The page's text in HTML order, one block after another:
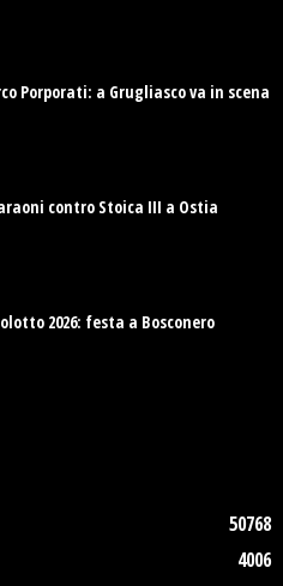
Porporati: a Grugliasco va in scena
contro Stoica III a Ostia
2026: festa a Bosconero
50768
4006